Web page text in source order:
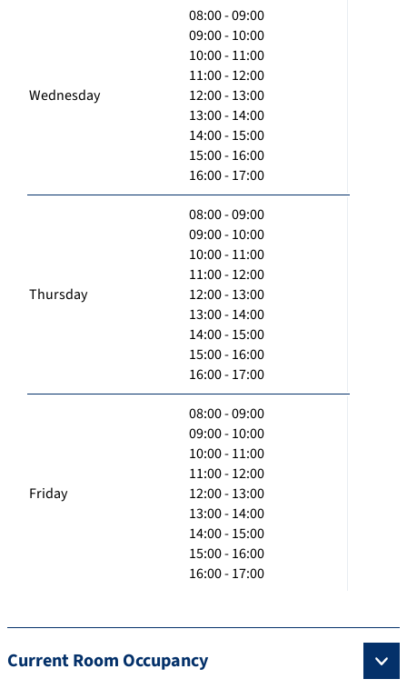
Wednesday
08:00 - 09:00
09:00 - 10:00
10:00 - 11:00
11:00 - 12:00
12:00 - 13:00
13:00 - 14:00
14:00 - 15:00
15:00 - 16:00
16:00 - 17:00
Thursday
08:00 - 09:00
09:00 - 10:00
10:00 - 11:00
11:00 - 12:00
12:00 - 13:00
13:00 - 14:00
14:00 - 15:00
15:00 - 16:00
16:00 - 17:00
Friday
08:00 - 09:00
09:00 - 10:00
10:00 - 11:00
11:00 - 12:00
12:00 - 13:00
13:00 - 14:00
14:00 - 15:00
15:00 - 16:00
16:00 - 17:00
Current Room Occupancy